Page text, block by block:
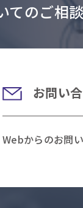
てのご相
お問い
Webからのお問